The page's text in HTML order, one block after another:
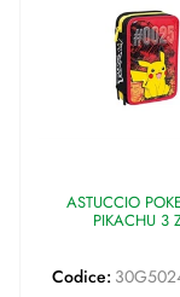
ASTUCCIO
PIKACHU 3
Codice: